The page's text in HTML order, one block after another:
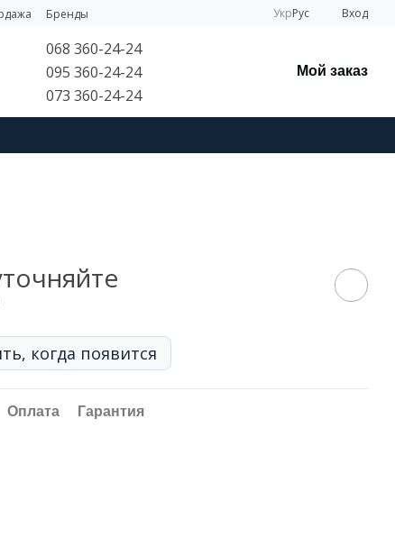
Бренды УкрРус Вход
068 360-24-24
095 360-24-24
073 360-24-24
Мой заказ
когда появится
Оплата Гарантия